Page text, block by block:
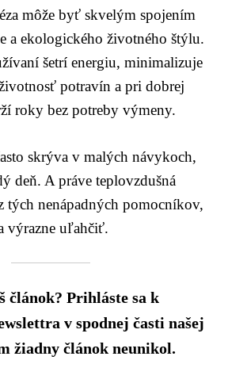
môže byť skvelým spojením
a ekologického životného štýlu.
šetrí energiu, minimalizuje
potravín a pri dobrej
roky bez potreby výmeny.
skrýva v malých návykoch,
deň. A práve teplovzdušná
tých nenápadných pomocníkov,
výrazne uľahčiť.
článok? Prihláste sa k
v spodnej časti našej
žiadny článok neunikol.